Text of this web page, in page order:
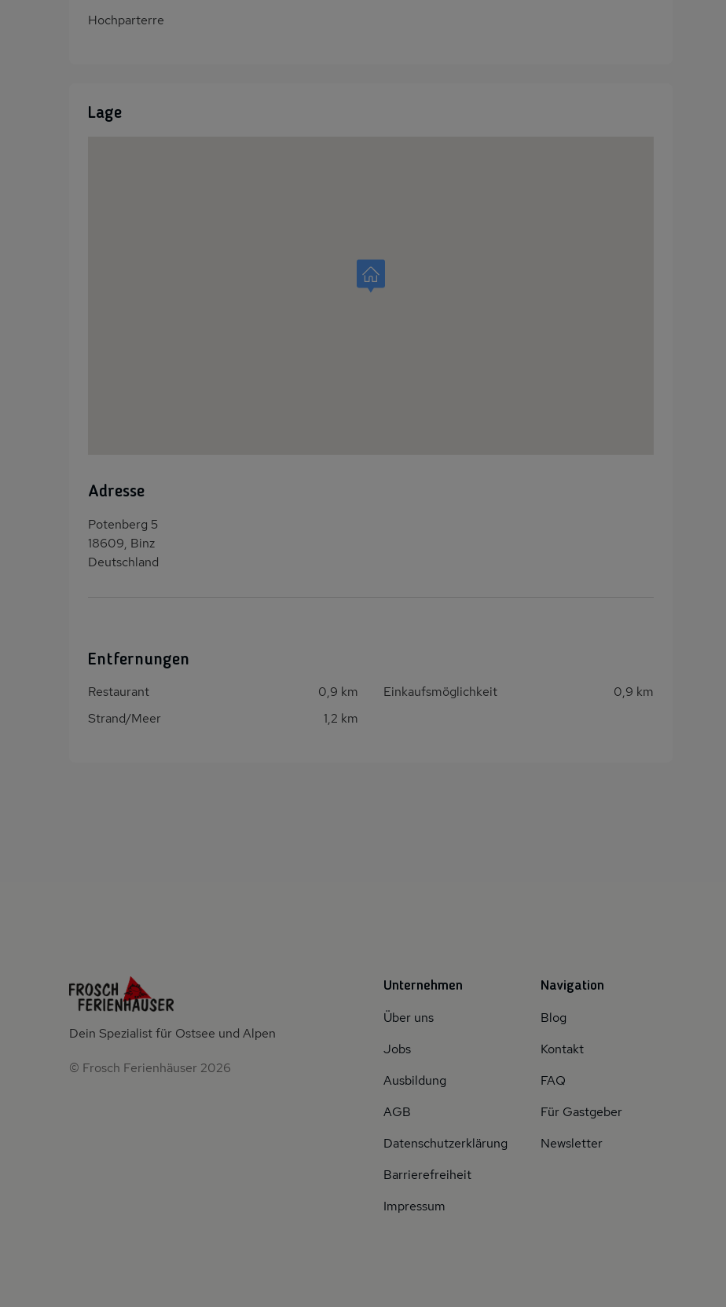
Hochparterre
Lage
Adresse
Potenberg 5
18609, Binz
Deutschland
Entfernungen
Restaurant 0,9 km Einkaufsmöglichkeit
0,9 km
Strand/Meer
1,2 km
Dein Spezialist für Ostsee und Alpen
© Frosch Ferienhäuser 2026
Unternehmen
Über uns
Jobs
Ausbildung
AGB
Datenschutzerklärung
Barrierefreiheit
Impressum
Navigation
Blog
Kontakt
FAQ
Für Gastgeber
Newsletter